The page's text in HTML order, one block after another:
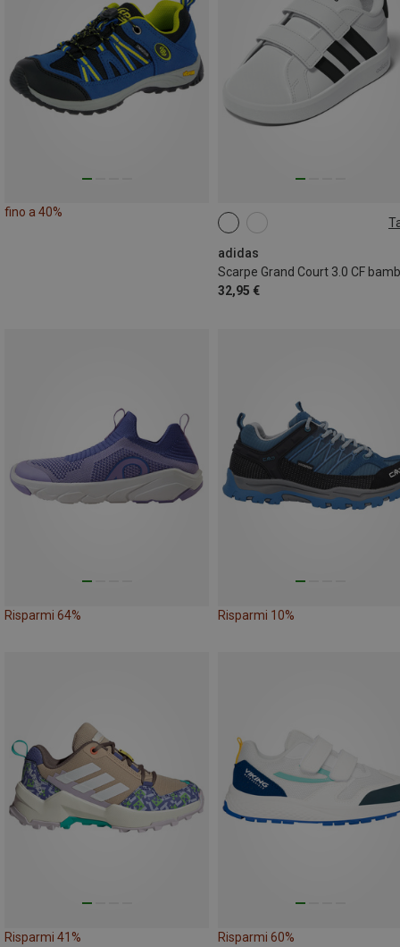
fino a 40%
adidas
Scarpe Grand Court 3.0 CF
32,95 €
Risparmi 64% Risparmi 10%
Risparmi 41% Risparmi 60%